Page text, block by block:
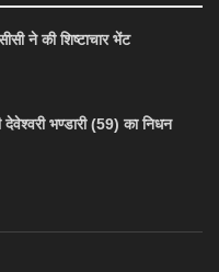
ने की शिष्टाचार भेंट
भण्डारी (59) का निधन